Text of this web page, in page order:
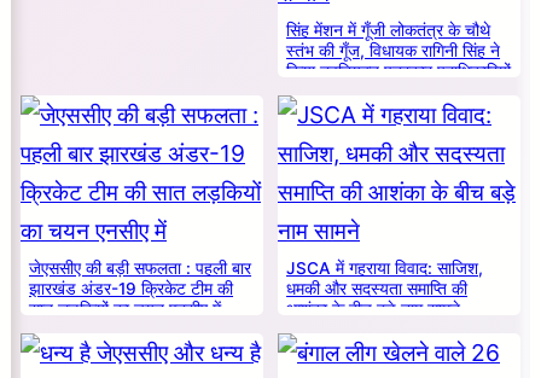
सिंह मेंशन में गूँजी लोकतंत्र के चौथे
स्तंभ की गूँज, विधायक रागिनी सिंह ने
किया नवनियुक्त पत्रकार पदाधिकारियों
का सम्मान
जेएससीए की बड़ी सफलता : पहली बार
झारखंड अंडर-19 क्रिकेट टीम की
सात लड़कियों का चयन एनसीए में
JSCA में गहराया विवाद: साजिश,
धमकी और सदस्यता समाप्ति की
आशंका के बीच बड़े नाम सामने